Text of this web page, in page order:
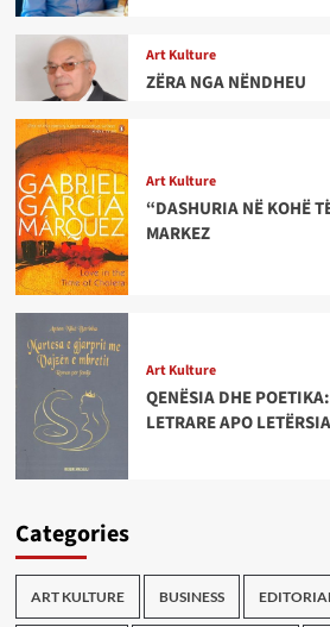
Art Kulture
ZËRA NGA NËNDHEU
Art Kulture
“DASHURIA NË KOHË
MARKEZ
Art Kulture
QENËSIA DHE
LETRARE APO
Categories
ART KULTURE BUSINESS